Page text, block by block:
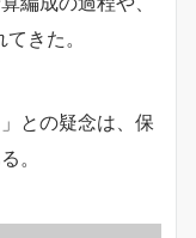
きた。
との疑念は、保
。